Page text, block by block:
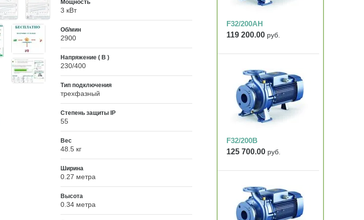
Мощность
3 кВт
Об/мин
2900
Напряжение ( В )
230/400
Тип подключения
трехфазный
Степень защиты IP
55
Вес
48.5 кг
Ширина
0.27 метра
Высота
0.34 метра
F32/200AH
119 200.00 руб.
F32/200B
125 700.00 руб.